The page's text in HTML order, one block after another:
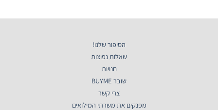
הסיפור שלנו!
שאלות נפוצות
חנויות
שובר BUYME
צרי קשר
מפנקים את משרתי המילואים